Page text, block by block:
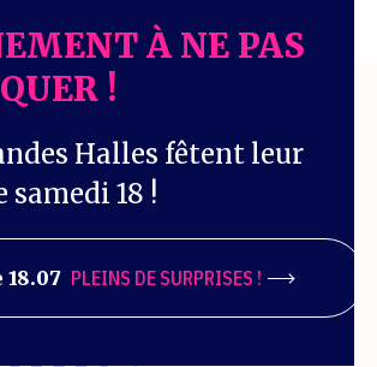
EN
À NE PAS
!
Halles fêtent leur
samedi 18 !
18.07 PLEINS DE SURPRISES !